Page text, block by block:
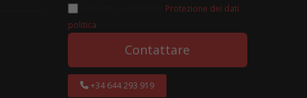
Protezione dei dati
politica
Contattare
+34 644 293 919